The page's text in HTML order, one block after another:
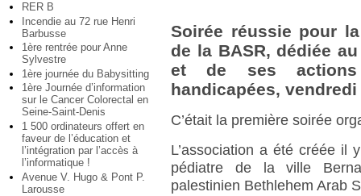
RER B
Incendie au 72 rue Henri
Barbusse
1ère rentrée pour Anne
Sylvestre
1ère journée du Babysitting
1ère Journée d’information
sur le Cancer Colorectal en
Seine-Saint-Denis
1 500 ordinateurs offert en
faveur de l’éducation et
l’intégration par l’accès à
l’informatique !
Avenue V. Hugo & Pont P.
Larousse
Soirée réussie pour
de la BASR, dédiée
et de ses actions
handicapées, vendredi
C’était la première soirée
L’association a été créée il
pédiatre de la ville
palestinien Bethlehem Arab